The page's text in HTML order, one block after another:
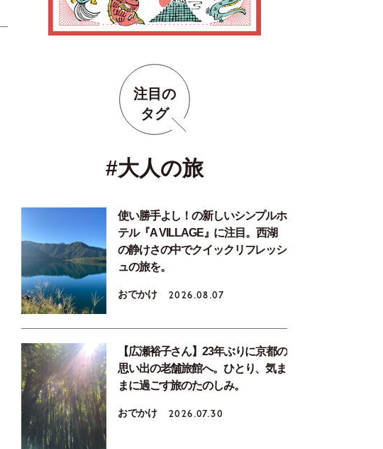
注目の
タグ
#大人の旅
使い勝手よし！の新しいシンプルホ
テル『A VILLAGE』に注目。西湖
の静けさの中でクイックリフレッシ
ュの旅を。
おでかけ 2026.08.07
【広瀬裕子さん】23年ぶりに京都の
思い出の老舗旅館へ。ひとり、気ま
まに過ごす旅のたのしみ。
おでかけ 2026.07.30